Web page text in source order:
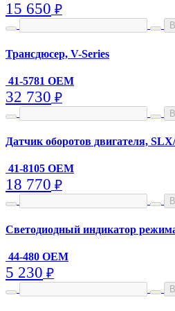
15 650 ₽
Трансдюсер, V-Series
41-5781 OEM
32 730 ₽
Датчик оборотов двигателя,
41-8105 OEM
18 770 ₽
Светодиодный индикатор
44-480 OEM
5 230 ₽